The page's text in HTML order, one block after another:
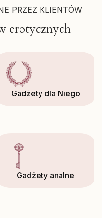
PRZEZ KLIENTÓW
erotycznych
Gadżety dla Niego
Gadżety analne